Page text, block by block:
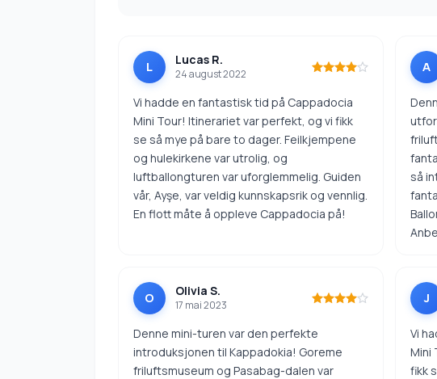
L Lucas R.
24 august 2022
Vi hadde en fantastisk tid på Cappadocia
Mini Tour! Itinerariet var perfekt, og vi fikk
se så mye på bare to dager. Feilkjempene
og hulekirkene var utrolig, og
luftballongturen var uforglemmelig. Guiden
vår, Ayşe, var veldig kunnskapsrik og vennlig.
En flott måte å oppleve Cappadocia på!
A
så
O Olivia S.
17 mai 2023
Denne mini-turen var den perfekte
introduksjonen til Kappadokia! Goreme
friluftsmuseum og Pasabag-dalen var
J
Vi
Mini
fikk